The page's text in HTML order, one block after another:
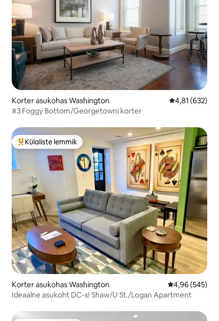
Korter asukohas Washington Keskmine
4,81 (632)
#3 Foggy Bottom/Georgetowni korter
Külaliste suur lemmik
Külaliste lemmik
Korter asukohas Washington Keskmine
4,96 (545)
Ideaalne asukoht DC-s! Shaw/U St./Logan Apartment